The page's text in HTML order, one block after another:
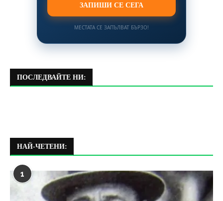
ЗАПИШИ СЕ СЕГА
МЕСТАТА СЕ ЗАПЪЛВАТ БЪРЗО!
ПОСЛЕДВАЙТЕ НИ:
НАЙ-ЧЕТЕНИ:
1